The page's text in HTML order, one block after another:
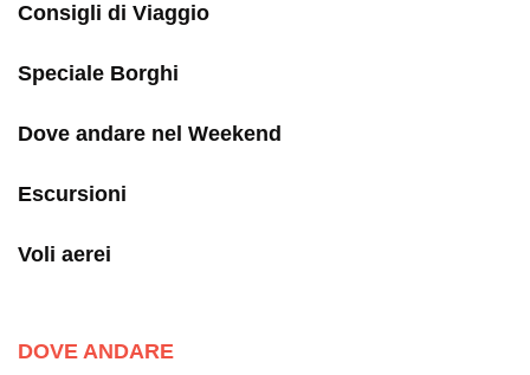
Consigli di Viaggio
Speciale Borghi
Dove andare nel Weekend
Escursioni
Voli aerei
DOVE ANDARE